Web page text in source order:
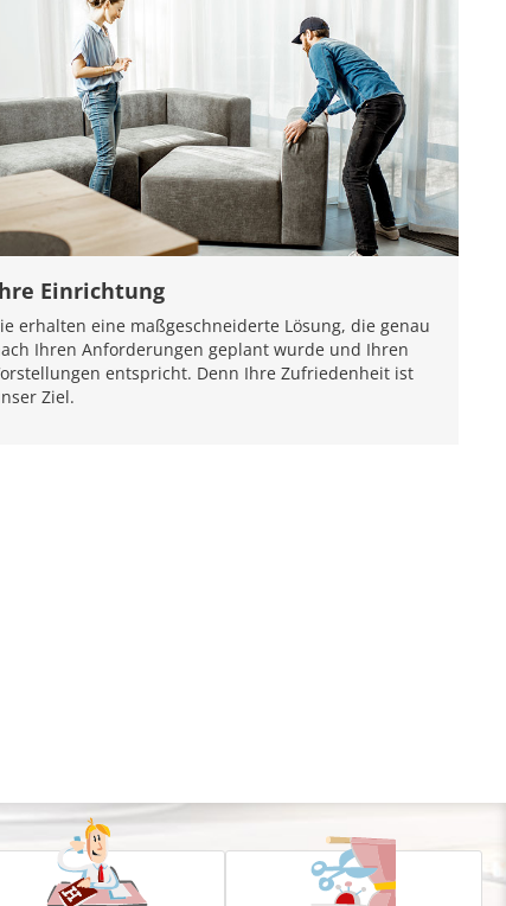
Einrichtung
erhalten eine maßgeschneiderte Lösung, die genau
Ihren Anforderungen geplant wurde und Ihren
entspricht. Denn Ihre Zufriedenheit ist
Ziel.